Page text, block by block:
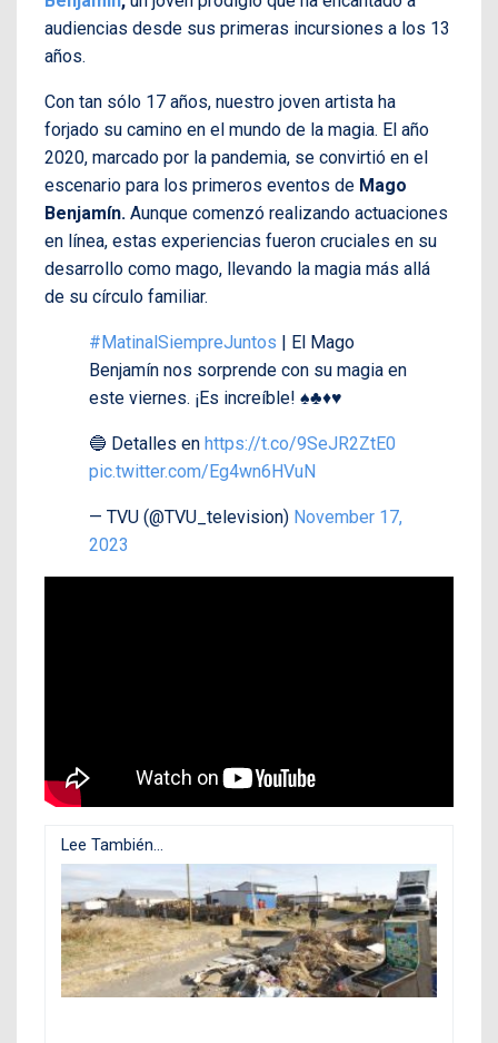
audiencias desde sus primeras incursiones a los 13
años.
Con tan sólo 17 años, nuestro joven artista ha
forjado su camino en el mundo de la magia. El año
2020, marcado por la pandemia, se convirtió en el
escenario para los primeros eventos de Mago
Benjamín. Aunque comenzó realizando actuaciones
en línea, estas experiencias fueron cruciales en su
desarrollo como mago, llevando la magia más allá
de su círculo familiar.
#MatinalSiempreJuntos | El Mago
Benjamín nos sorprende con su magia en
este viernes. ¡Es increíble! ♠️♣️♦️♥️
🔵 Detalles en https://t.co/9SeJR2ZtE0
pic.twitter.com/Eg4wn6HVuN
— TVU (@TVU_television) November 17,
2023
Lee También...